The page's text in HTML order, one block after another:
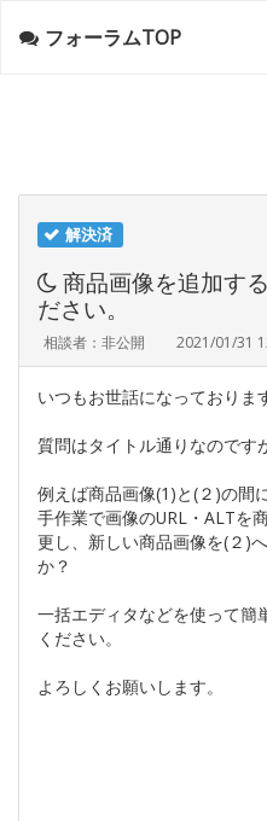
フォーラムTOP
解決済
商品画像を追加す
ださい。
相談者：非公開 2021/01/31
いつもお世話になっておりま
質問はタイトル通りなのです
例えば商品画像(1)と(２)の間
手作業で画像のURL・ALTを
更し、新しい商品画像を(２)
か？
一括エディタなどを使って簡
ください。
よろしくお願いします。